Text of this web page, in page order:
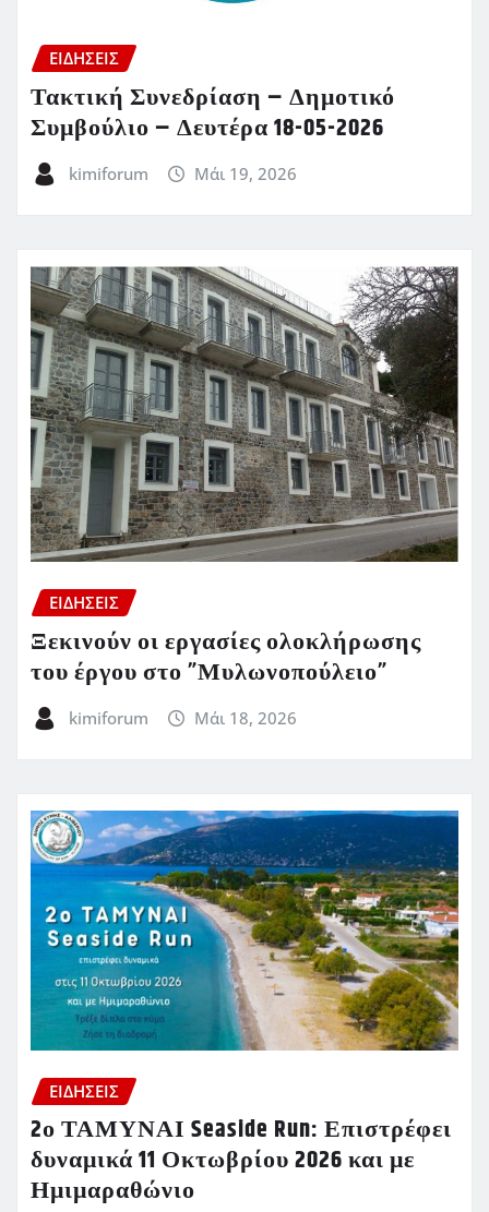
ΕΙΔΗΣΕΙΣ
Τακτική Συνεδρίαση – Δημοτικό
Συμβούλιο – Δευτέρα 18-05-2026
kimiforum Μάι 19, 2026
ΕΙΔΗΣΕΙΣ
Ξεκινούν οι εργασίες ολοκλήρωσης
του έργου στο ”Μυλωνοπούλειο”
kimiforum Μάι 18, 2026
ΕΙΔΗΣΕΙΣ
2ο ΤΑΜΥΝΑΙ Seaside Run: Επιστρέφει
δυναμικά 11 Οκτωβρίου 2026 και με
Ημιμαραθώνιο